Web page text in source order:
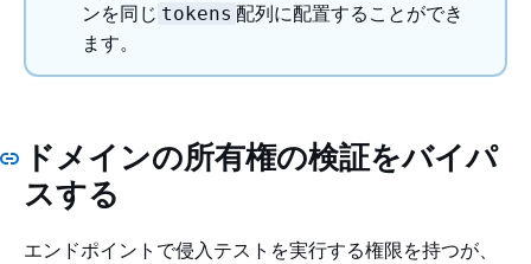
ンを同じ tokens 配列に配置することができ
ます。
ドメインの所有権の検証をバイパ
スする
エンドポイントで侵入テストを実行する権限を持つが、